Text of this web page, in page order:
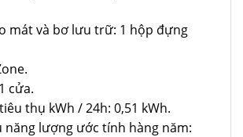
mát và bơ lưu trữ: 1 hộp đựng
cửa.
thụ kWh / 24h: 0,51 kWh.
năng lượng ước tính hàng năm: